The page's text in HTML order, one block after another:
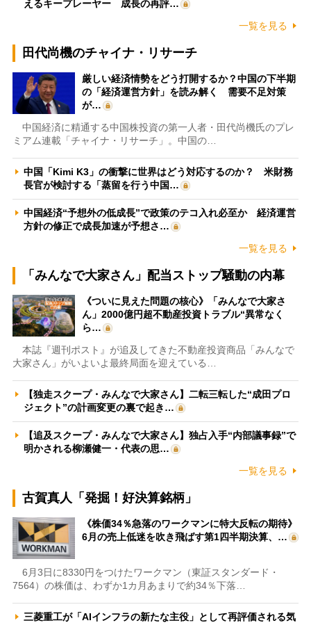
えるキープレーヤー 成長の再評…
一覧を見る
田代尚機のチャイナ・リサーチ
厳しい経済情勢をどう打開するか？中国の下半期
の「経済運営方針」を読み解く 需要不足対策
が…
中国経済に精通する中国株投資の第一人者・田代尚機氏のプレ
ミアム連載「チャイナ・リサーチ」。中国の…
中国「Kimi K3」の衝撃に世界はどう対応するのか？ 米財務
長官が検討する「蒸留を行う中国…
中国経済“予想外の低成長”で政策のテコ入れ必至か 経済運営
方針の修正で成長加速が予想さ…
一覧を見る
「みんなで大家さん」配当ストップ騒動の内幕
《ついに見えた問題の核心》「みんなで大家さ
ん」2000億円超不動産投資トラブル“異常なく
ら…
本誌『週刊ポスト』が追及してきた不動産投資商品「みんなで
大家さん」がいよいよ最終局面を迎えている…
【独走スクープ・みんなで大家さん】二転三転した“成田プロ
ジェクト”の計画変更の裏で起き…
【追及スクープ・みんなで大家さん】独占入手“内部議事録”で
明かされる柳瀬健一・代表の思…
一覧を見る
古賀真人「発掘！好決算銘柄」
《株価34％急落のワークマンに特大反転の期待》
6月の売上低迷を吹き飛ばす第1四半期決算、…
6月3日に8330円をつけたワークマン（東証スタンダード・
7564）の株価は、わずか1カ月あまりで約34％下落…
三菱重工が「AIインフラの新たな主役」として再評価される気